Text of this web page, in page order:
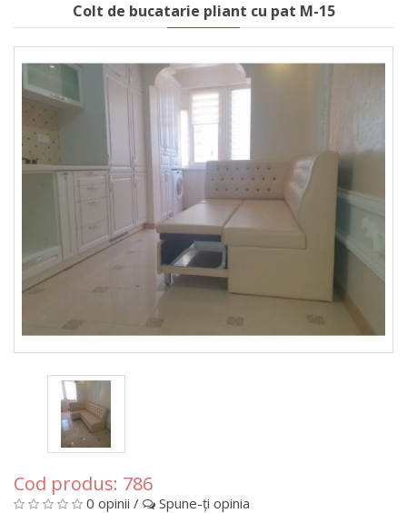
Colt de bucatarie pliant cu pat M-15
Cod produs: 786
0 opinii / Spune-ţi opinia